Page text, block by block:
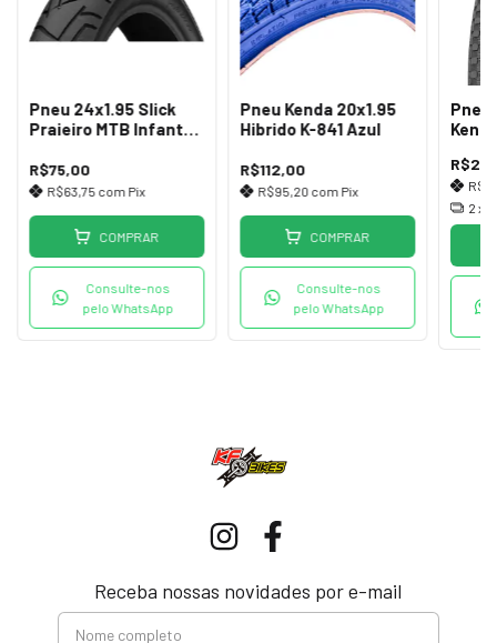
Pneu 24x1.95 Slick
Praieiro MTB Infanto
R$75,00
R$63,75 com Pix
COMPRAR
Consulte-nos
pelo WhatsApp
Pneu Kenda 20x1.95
Hibrido K-841 Azul
R$112,00
R$95,20 com Pix
COMPRAR
Consulte-nos
pelo WhatsApp
Pneu
2 x
Receba nossas novidades por e-mail